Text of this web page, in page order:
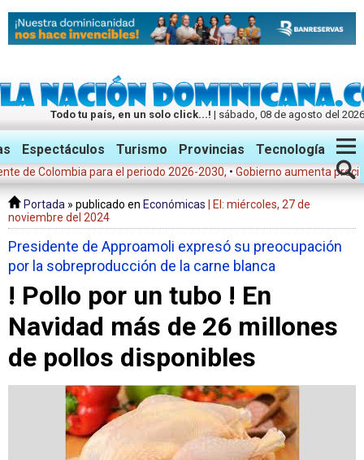
Todo tu país, en un solo click...! | sábado, 08 de agosto del 2026
Twitter Facebook Instagram
Espectáculos Turismo Provincias Tecnología
Colombia para el periodo 2026-2030,•Gobierno aumenta precios
Portada » publicado en Económicas
| El: miércoles, 27 de
noviembre del 2024
Presidente de Approamoli expresó su preocupación
por la sobreproducción de la carne blanca
! Pollo por un tubo ! En
Navidad más de 26 millones
de pollos disponibles